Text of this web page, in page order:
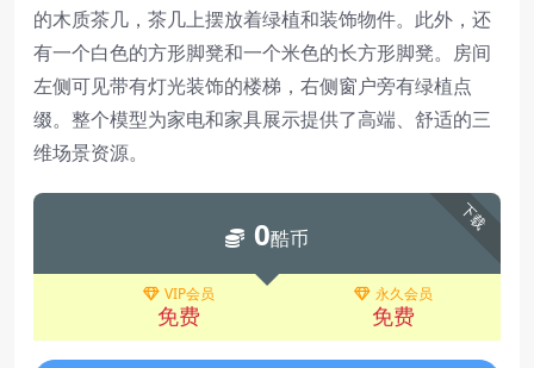
的木质茶几，茶几上摆放着绿植和装饰物件。此外，还
有一个白色的方形脚凳和一个米色的长方形脚凳。房间
左侧可见带有灯光装饰的楼梯，右侧窗户旁有绿植点
缀。整个模型为家电和家具展示提供了高端、舒适的三
维场景资源。
下载
0酷币
VIP会员
免费
永久会员
免费